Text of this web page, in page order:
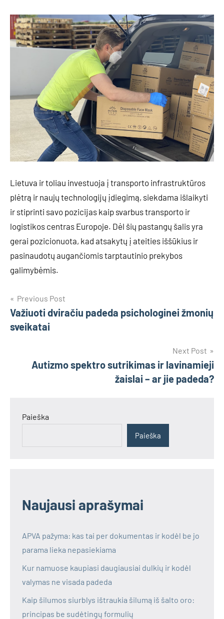
Lietuva ir toliau investuoja į transporto infrastruktūros
plėtrą ir naujų technologijų įdiegimą, siekdama išlaikyti
ir stiprinti savo pozicijas kaip svarbus transporto ir
logistikos centras Europoje. Dėl šių pastangų šalis yra
gerai pozicionuota, kad atsakytų į ateities iššūkius ir
pasinaudotų augančiomis tarptautinio prekybos
galimybėmis.
Navigacija
tarp
Previous Post
Važiuoti dviračiu padeda psichologinei žmonių
sveikatai
Next Post
Autizmo spektro sutrikimas ir lavinamieji
žaislai – ar jie padeda?
Paieška
Paieška
Naujausi aprašymai
APVA pažyma: kas tai per dokumentas ir kodėl be jo
parama lieka nepasiekiama
Kur namuose kaupiasi daugiausiai dulkių ir kodėl
valymas ne visada padeda
Kaip šilumos siurblys ištraukia šilumą iš šalto oro:
principas be sudėtingų formulių